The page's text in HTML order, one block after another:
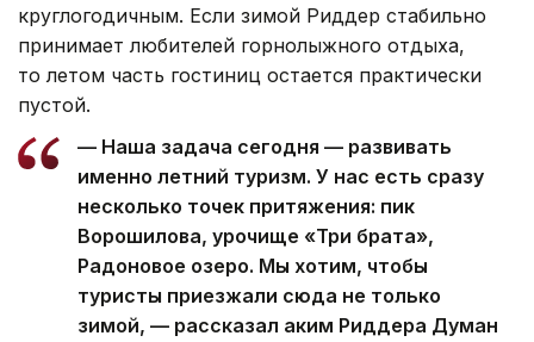
круглогодичным. Если зимой Риддер стабильно
принимает любителей горнолыжного отдыха,
то летом часть гостиниц остается практически
пустой.
— Наша задача сегодня — развивать
именно летний туризм. У нас есть сразу
несколько точек притяжения: пик
Ворошилова, урочище «Три брата»,
Радоновое озеро. Мы хотим, чтобы
туристы приезжали сюда не только
зимой, — рассказал аким Риддера Думан